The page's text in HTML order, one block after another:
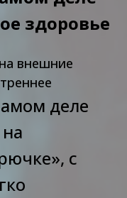
здоровье
внешние
деле
с